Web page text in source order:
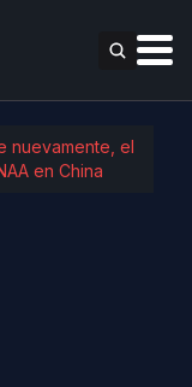
nuevamente, el
en China